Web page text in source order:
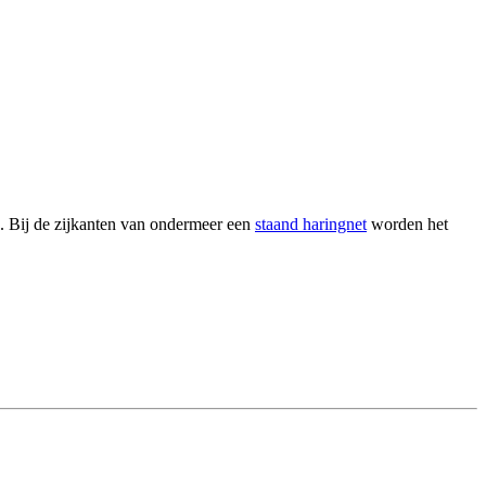
Bij de zijkanten van ondermeer een staand haringnet worden het